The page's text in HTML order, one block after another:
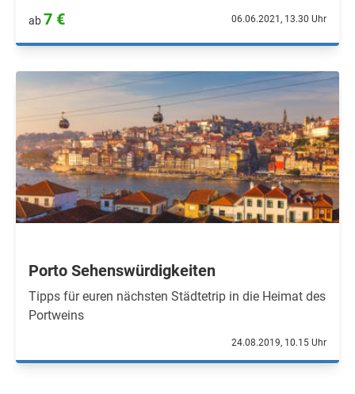
ab7 € 06.06.2021, 13.30 Uhr
Porto Sehenswürdigkeiten
Tipps für euren nächsten Städtetrip in die Heimat des
Portweins
24.08.2019, 10.15 Uhr